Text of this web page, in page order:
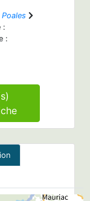
Poales
:
:
sur cette fiche